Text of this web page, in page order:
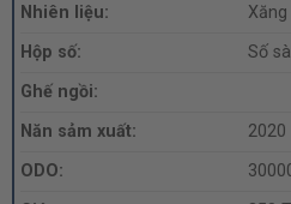
Nhiên liệu:
Xăng
Hộp số:
Số
Ghế ngồi:
Năn sảm xuất:
2020
ODO: